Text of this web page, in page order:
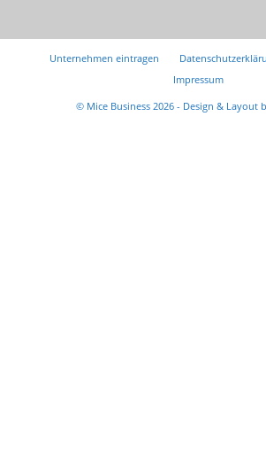
Unternehmen eintragen
Impressum
© Mice Business 2026 - Design & Layout